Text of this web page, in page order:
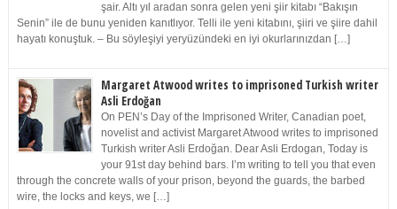
şair. Altı yıl aradan sonra gelen yeni şiir kitabı “Bakışın
Senin” ile de bunu yeniden kanıtlıyor. Telli ile yeni kitabını, şiiri ve şiire dahil
hayatı konuştuk. – Bu söyleşiyi yeryüzündeki en iyi okurlarınızdan […]
Margaret Atwood writes to imprisoned Turkish writer
Asli Erdoğan
On PEN’s Day of the Imprisoned Writer, Canadian poet,
novelist and activist Margaret Atwood writes to imprisoned
Turkish writer Asli Erdoğan. Dear Asli Erdogan, Today is
your 91st day behind bars. I’m writing to tell you that even
through the concrete walls of your prison, beyond the guards, the barbed
wire, the locks and keys, we […]